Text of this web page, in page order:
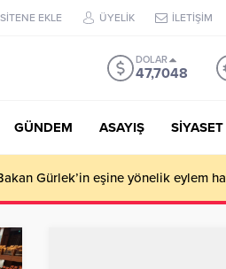
SİTENE EKLE ÜYELİK İLETİŞİM
DOLAR
47,7048
GÜNDEM ASAYIŞ SİYASET
Derneği’nde milyonluk vurgun